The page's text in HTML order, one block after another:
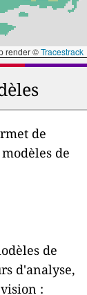
render ©Tracestrack
de
de
de
d'analyse,
: